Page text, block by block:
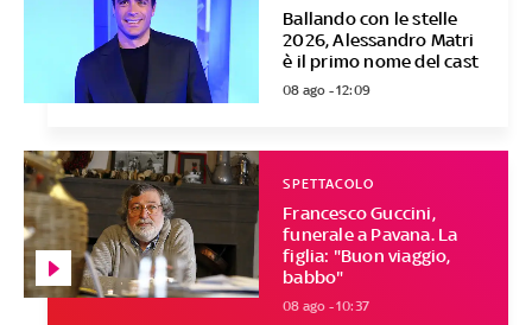
Ballando con le stelle
2026, Alessandro Matri
è il primo nome del cast
08 ago - 12:09
Francesco Guccini,
funerale a Pavana. La
figlia: "Buon viaggio,
babbo"
SPETTACOLO
08 ago - 10:37